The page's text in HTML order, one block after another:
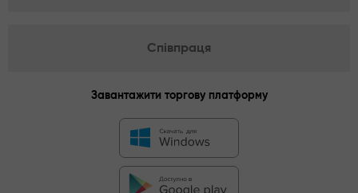
Співпраця
Завантажити торгову платформу